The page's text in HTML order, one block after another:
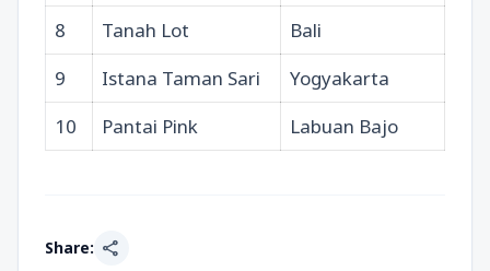
8 Tanah Lot
Bali
9
Istana Taman Sari
Yogyakarta
10
Pantai Pink Labuan Bajo
Share: share